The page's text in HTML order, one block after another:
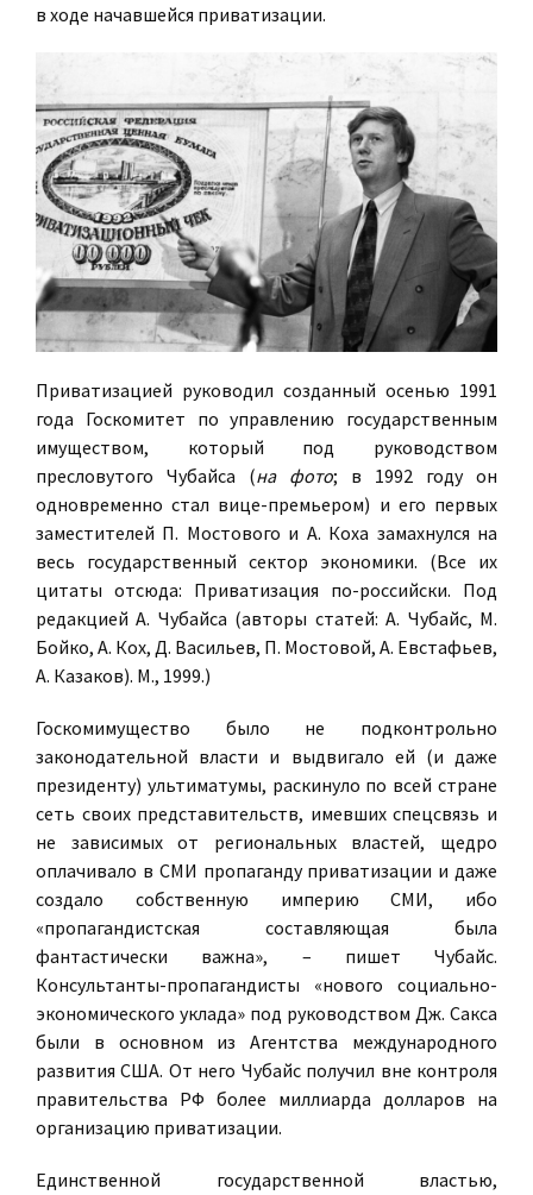
в ходе начавшейся приватизации.
Приватизацией руководил созданный осенью 1991
года Госкомитет по управлению государственным
имуществом, который под руководством
пресловутого Чубайса (на фото; в 1992 году он
одновременно стал вице-премьером) и его первых
заместителей П. Мостового и А. Коха замахнулся на
весь государственный сектор экономики. (Все их
цитаты отсюда: Приватизация по-российски. Под
редакцией А. Чубайса (авторы статей: А. Чубайс, М.
Бойко, А. Кох, Д. Васильев, П. Мостовой, А. Евстафьев,
А. Казаков). М., 1999.)
Госкомимущество было не подконтрольно
законодательной власти и выдвигало ей (и даже
президенту) ультиматумы, раскинуло по всей стране
сеть своих представительств, имевших спецсвязь и
не зависимых от региональных властей, щедро
оплачивало в СМИ пропаганду приватизации и даже
создало собственную империю СМИ, ибо
«пропагандистская составляющая была
фантастически важна», – пишет Чубайс.
Консультанты-пропагандисты «нового социально-
экономического уклада» под руководством Дж. Сакса
были в основном из Агентства международного
развития США. От него Чубайс получил вне контроля
правительства РФ более миллиарда долларов на
организацию приватизации.
Единственной государственной властью,